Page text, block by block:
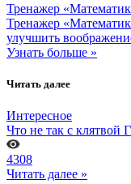
Тренажер
Тренажер
улучшить
Узнать больше »
Читать далее
Интересное
Что не так с клятвой
4308
Читать далее »